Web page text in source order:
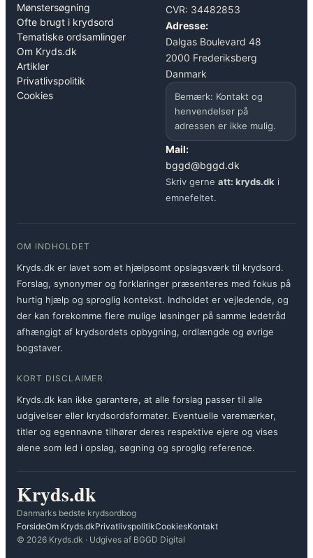
Mønstersøgning
Ofte brugt i krydsord
Tematiske ordsamlinger
Om Kryds.dk
Artikler
Privatlivspolitik
Cookies
CVR: 34482853
Adresse:
Dalgas Boulevard 48
2000 Frederiksberg
Danmark
Bemærk: Kontakt og
henvendelser på
adressen er ikke mulig.
Mail:
bggd@bggd.dk
Skriv gerne att: kryds.dk i
emnefeltet.
OM INDHOLDET
Kryds.dk er lavet som et hjælpsomt opslagsværk til krydsord.
Forslag, synonymer og forklaringer præsenteres med fokus på
hurtig hjælp og sproglig kontekst. Indholdet er vejledende, og
der kan forekomme flere mulige løsninger på samme ledetråd
afhængigt af krydsordets opbygning, ordlængde og øvrige
bogstaver.
KORT DISCLAIMER
Kryds.dk kan ikke garantere, at alle forslag passer til alle
udgivelser eller krydsordsformater. Eventuelle varemærker,
titler og egennavne tilhører deres respektive ejere og vises
alene som led i opslag, søgning og sproglig reference.
Kryds.dk
Danmarks bedste krydsordbog
ForsideOm Kryds.dkPrivatlivspolitikCookiesKontakt
© 2026 Kryds.dk · Udgives af BGGD Digital